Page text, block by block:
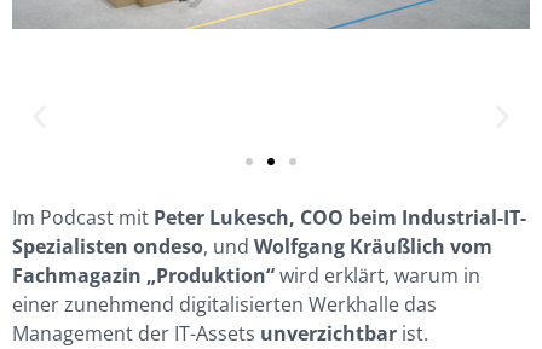
Was muss es können?
Im Podcast mit Peter Lukesch, COO beim Industrial-IT-
Spezialisten ondeso, und Wolfgang Kräußlich vom
Fachmagazin „Produktion“wird erklärt, warum in
einer zunehmend digitalisierten Werkhalle das
Management der IT-Assets unverzichtbar ist.